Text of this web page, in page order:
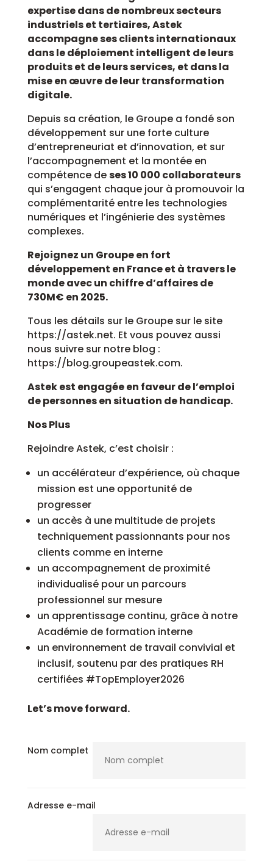
expertise dans de nombreux secteurs
industriels et tertiaires, Astek
accompagne ses clients internationaux
dans le déploiement intelligent de leurs
produits et de leurs services, et dans la
mise en œuvre de leur transformation
digitale.
Depuis sa création, le Groupe a fondé son
développement sur une forte culture
d’entrepreneuriat et d’innovation, et sur
l’accompagnement et la montée en
compétence deses 10 000 collaborateurs
qui s’engagent chaque jour à promouvoir la
complémentarité entre les technologies
numériques et l’ingénierie des systèmes
complexes.
Rejoignez un Groupe en fort
développement en France et à travers le
monde avec un chiffre d’affaires de
730M€ en 2025.
Tous les détails sur le Groupe sur le site
https://astek.net. Et vous pouvez aussi
nous suivre sur notre blog :
https://blog.groupeastek.com.
Astek est engagée en faveur de l’emploi
de personnes en situation de handicap.
Nos Plus
Rejoindre Astek, c’est choisir :
un accélérateur d’expérience, où chaque
mission est une opportunité de
progresser
un accès à une multitude de projets
techniquement passionnants pour nos
clients comme en interne
un accompagnement de proximité
individualisé pour un parcours
professionnel sur mesure
un apprentissage continu, grâce à notre
Académie de formation interne
un environnement de travail convivial et
inclusif, soutenu par des pratiques RH
certifiées #TopEmployer2026
Let’s move forward.
Nom complet
Adresse e-mail